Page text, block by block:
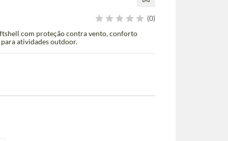
(0)
com proteção contra vento, conforto
atividades outdoor.